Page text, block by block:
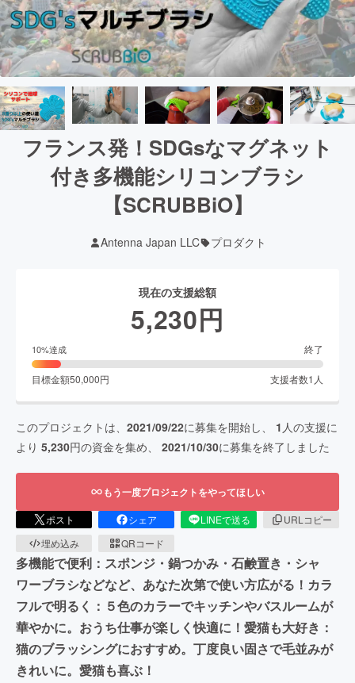
フランス発！SDGsなマグネット
付き多機能シリコンブラシ
【SCRUBBiO】
Antenna Japan LLC プロダクト
現在の支援総額
5,230円
10%達成 終了
目標金額50,000円 支援者数1 人
このプロジェクトは、 2021/09/22に募集を開始し、 1 人の支援に
より 5,230円の資金を集め、 2021/10/30に募集を終了しました
もう一度プロジェクトをやってほしい
ポスト シェア LINEで送る
URLコピー
埋め込み
QRコード
多機能で便利：スポンジ・鍋つかみ・石鹸置き・シャ
ワーブラシなどなど、あなた次第で使い方広がる！カラ
フルで明るく：５色のカラーでキッチンやバスルームが
華やかに。おうち仕事が楽しく快適に！愛猫も大好き：
猫のブラッシングにおすすめ。丁度良い固さで毛並みが
きれいに。愛猫も喜ぶ！